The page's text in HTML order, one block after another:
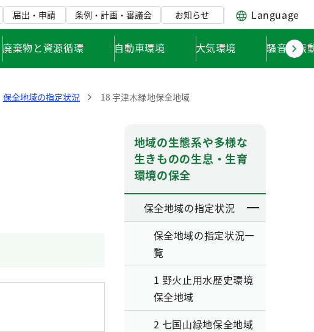
届出・申請 条例・計画・審議会 お知らせ Language
廃棄物と資源循環 自動車環境 大気環境 騒音・振
保全地域の指定状況 18 宇津木緑地保全地域
地域の生態系や多様な
生きものの生息・生育
環境の保全
保全地域の指定状況
保全地域の指定状況一
覧
1 野火止用水歴史環境
保全地域
2 七国山緑地保全地域